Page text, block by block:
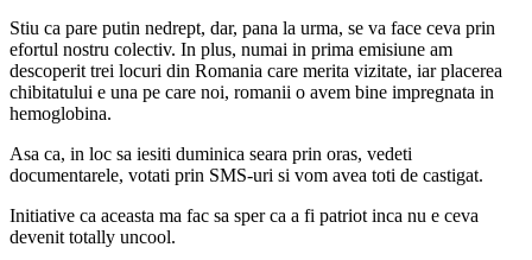
Stiu ca pare putin nedrept, dar, pana la urma, se va face ceva prin
efortul nostru colectiv. In plus, numai in prima emisiune am
descoperit trei locuri din Romania care merita vizitate, iar placerea
chibitatului e una pe care noi, romanii o avem bine impregnata in
hemoglobina.
Asa ca, in loc sa iesiti duminica seara prin oras, vedeti
documentarele, votati prin SMS-uri si vom avea toti de castigat.
Initiative ca aceasta ma fac sa sper ca a fi patriot inca nu e ceva
devenit totally uncool.